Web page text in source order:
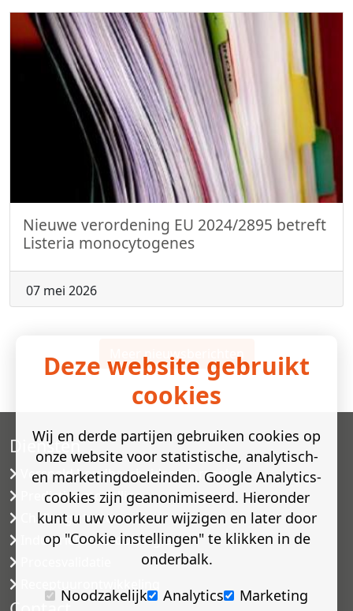
Nieuwe verordening EU 2024/2895 betreft
Listeria monocytogenes
07 mei 2026
Meer nieuwsberichten
Diensten
Versneld houdbaarheidsonderzoek
Predictive modelling
Challenge testen
Industriële microbiologie
Deze website gebruikt
cookies
Wij en derde partijen gebruiken cookies op
onze website voor statistische, analytisch-
en marketingdoeleinden. Google Analytics-
cookies zijn geanonimiseerd. Hieronder
kunt u uw voorkeur wijzigen en later door
op "Cookie instellingen" te klikken in de
onderbalk.
Noodzakelijk
Analytics Marketing